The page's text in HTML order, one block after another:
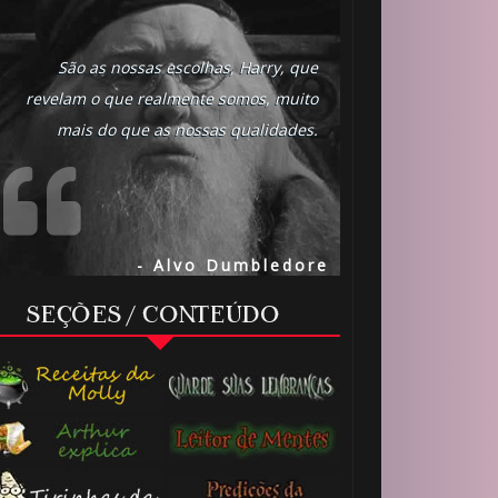
São as nossas escolhas, Harry, que
revelam o que realmente somos, muito
mais do que as nossas qualidades.
- Alvo Dumbledore
SEÇÕES / CONTEÚDO
⚡